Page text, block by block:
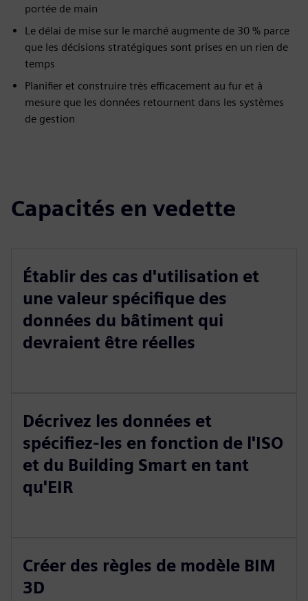
portée de main
Le délai de mise sur le marché augmente de 30 % parce
que les décisions stratégiques sont prises en un rien de
temps
Planifier et construire très efficacement au fur et à
mesure que les données retournent dans les systèmes
de gestion
Capacités en vedette
Établir des cas d'utilisation et
une valeur spécifique des
données du bâtiment qui
devraient être réelles
Décrivez les données et
spécifiez-les en fonction de l'ISO
et du Building Smart en tant
qu'EIR
Créer des règles de modèle BIM
3D